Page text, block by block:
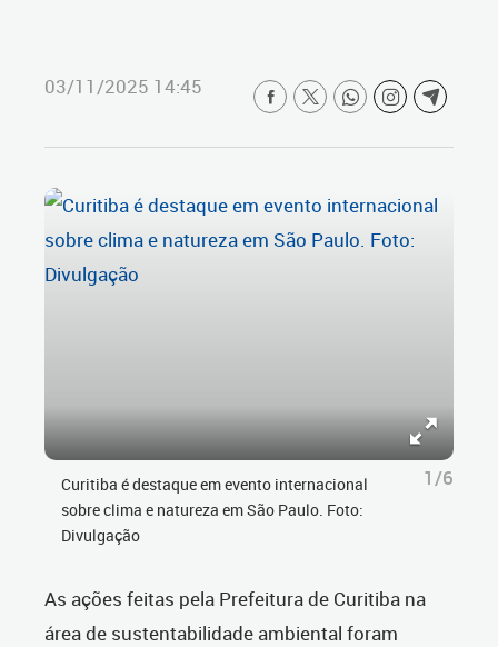
03/11/2025 14:45
Curitiba é destaque em evento internacional
sobre clima e natureza em São Paulo. Foto:
Divulgação
1/6
As ações feitas pela Prefeitura de Curitiba na
área de sustentabilidade ambiental foram